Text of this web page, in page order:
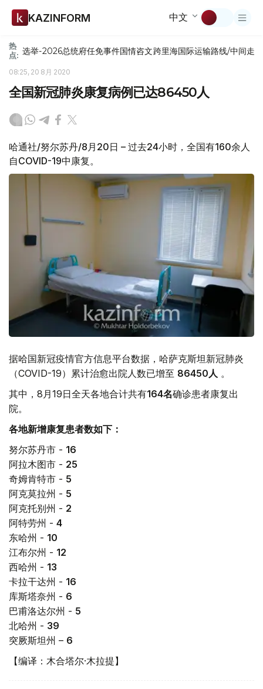
KAZINFORM 中文
热
点: 选举-2026总统府任免事件国情咨文跨里海国际运输路线/中间走廊
08:25, 20 8月 2020
全国新冠肺炎康复病例已达86450人
哈通社/努尔苏丹/8月20日 – 过去24小时，全国有160余人
自COVID-19中康复。
据哈国新冠疫情官方信息平台数据，哈萨克斯坦新冠肺炎
（COVID-19）累计治愈出院人数已增至 86450 人 。
其中，8月19日全天各地合计共有164名确诊患者康复出
院。
各地新增康复患者数如下：
努尔苏丹市 - 16
阿拉木图市 - 25
奇姆肯特市 - 5
阿克莫拉州 - 5
阿克托别州 - 2
阿特劳州 - 4
东哈州 - 10
江布尔州 - 12
西哈州 - 13
卡拉干达州 - 16
库斯塔奈州 - 6
巴甫洛达尔州 - 5
北哈州 - 39
突厥斯坦州 – 6
【编译：木合塔尔·木拉提】